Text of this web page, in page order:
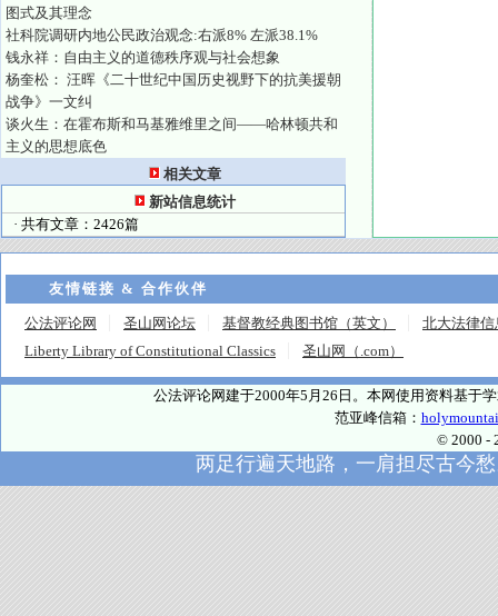
图式及其理念
社科院调研内地公民政治观念:右派8% 左派38.1%
钱永祥：自由主义的道德秩序观与社会想象
杨奎松： 汪晖《二十世纪中国历史视野下的抗美援朝
战争》一文纠
谈火生：在霍布斯和马基雅维里之间——哈林顿共和
主义的思想底色
相关文章
新站信息统计
· 共有文章：2426篇
友情链接 & 合作伙伴
公法评论网 圣山网论坛 基督教经典图书馆（英文）
北大法律信
Liberty Library of Constitutional Classics
圣山网（.com）
公法评论网建于2000年5月26日。本网使用资料基于
范亚峰信箱：
© 2000 -
两足行遍天地路，一肩担尽古今